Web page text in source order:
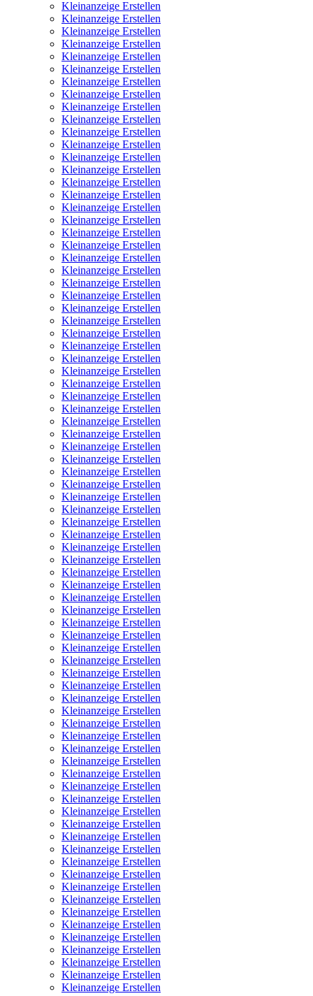
Kleinanzeige Erstellen
Kleinanzeige Erstellen
Kleinanzeige Erstellen
Kleinanzeige Erstellen
Kleinanzeige Erstellen
Kleinanzeige Erstellen
Kleinanzeige Erstellen
Kleinanzeige Erstellen
Kleinanzeige Erstellen
Kleinanzeige Erstellen
Kleinanzeige Erstellen
Kleinanzeige Erstellen
Kleinanzeige Erstellen
Kleinanzeige Erstellen
Kleinanzeige Erstellen
Kleinanzeige Erstellen
Kleinanzeige Erstellen
Kleinanzeige Erstellen
Kleinanzeige Erstellen
Kleinanzeige Erstellen
Kleinanzeige Erstellen
Kleinanzeige Erstellen
Kleinanzeige Erstellen
Kleinanzeige Erstellen
Kleinanzeige Erstellen
Kleinanzeige Erstellen
Kleinanzeige Erstellen
Kleinanzeige Erstellen
Kleinanzeige Erstellen
Kleinanzeige Erstellen
Kleinanzeige Erstellen
Kleinanzeige Erstellen
Kleinanzeige Erstellen
Kleinanzeige Erstellen
Kleinanzeige Erstellen
Kleinanzeige Erstellen
Kleinanzeige Erstellen
Kleinanzeige Erstellen
Kleinanzeige Erstellen
Kleinanzeige Erstellen
Kleinanzeige Erstellen
Kleinanzeige Erstellen
Kleinanzeige Erstellen
Kleinanzeige Erstellen
Kleinanzeige Erstellen
Kleinanzeige Erstellen
Kleinanzeige Erstellen
Kleinanzeige Erstellen
Kleinanzeige Erstellen
Kleinanzeige Erstellen
Kleinanzeige Erstellen
Kleinanzeige Erstellen
Kleinanzeige Erstellen
Kleinanzeige Erstellen
Kleinanzeige Erstellen
Kleinanzeige Erstellen
Kleinanzeige Erstellen
Kleinanzeige Erstellen
Kleinanzeige Erstellen
Kleinanzeige Erstellen
Kleinanzeige Erstellen
Kleinanzeige Erstellen
Kleinanzeige Erstellen
Kleinanzeige Erstellen
Kleinanzeige Erstellen
Kleinanzeige Erstellen
Kleinanzeige Erstellen
Kleinanzeige Erstellen
Kleinanzeige Erstellen
Kleinanzeige Erstellen
Kleinanzeige Erstellen
Kleinanzeige Erstellen
Kleinanzeige Erstellen
Kleinanzeige Erstellen
Kleinanzeige Erstellen
Kleinanzeige Erstellen
Kleinanzeige Erstellen
Kleinanzeige Erstellen
Kleinanzeige Erstellen